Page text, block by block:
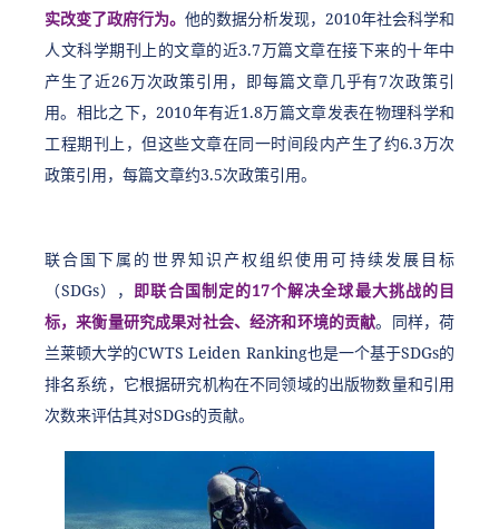
实改变了政府行为。 他的数据分析发现，2010年社会科学和
人文科学期刊上的文章的近3.7万篇文章在接下来的十年中
产生了近26万次政策引用，即每篇文章几乎有7次政策引
用。相比之下，2010年有近1.8万篇文章发表在物理科学和
工程期刊上，但这些文章在同一时间段内产生了约6.3万次
政策引用，每篇文章约3.5次政策引用。
联合国下属的世界知识产权组织使用可持续发展目标
（SDGs）， 即联合国制定的17个解决全球最大挑战的目
标，来衡量研究成果对社会、经济和环境的贡献。同样，荷
兰莱顿大学的CWTS Leiden Ranking也是一个基于SDGs的
排名系统，它根据研究机构在不同领域的出版物数量和引用
次数来评估其对SDGs的贡献。